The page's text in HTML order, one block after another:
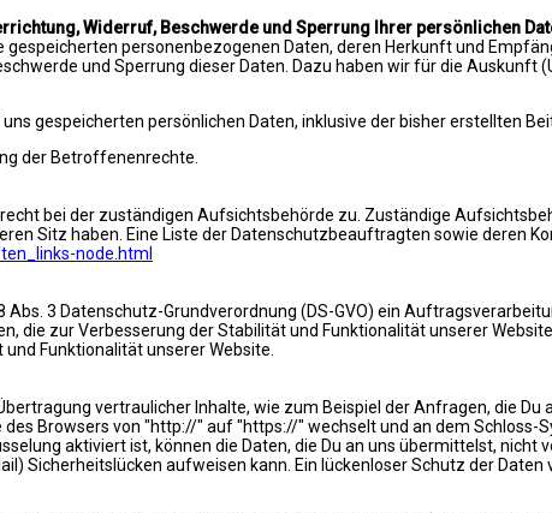
Widerruf, Beschwerde und Sperrung Ihrer persönlichen
personenbezogenen Daten, deren Herkunft und
und Sperrung dieser Daten. Dazu haben wir für die
gespeicherten persönlichen Daten, inklusive der bisher erstellten
der Betroffenenrechte.
bei der zuständigen Aufsichtsbehörde zu. Zuständige
Sitz haben. Eine Liste der Datenschutzbeauftragten sowie deren
node.html
3 Datenschutz-Grundverordnung (DS-GVO) ein
die zur Verbesserung der Stabilität und Funktionalität unserer
Funktionalität unserer Website.
vertraulicher Inhalte, wie zum Beispiel der Anfragen, die
Browsers von "http://" auf "https://" wechselt und an dem
aktiviert ist, können die Daten, die Du an uns übermittelst, nicht
Sicherheitslücken aufweisen kann. Ein lückenloser Schutz der